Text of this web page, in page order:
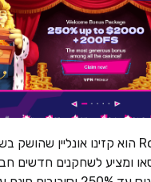
ומציע לשחקנים חדשים